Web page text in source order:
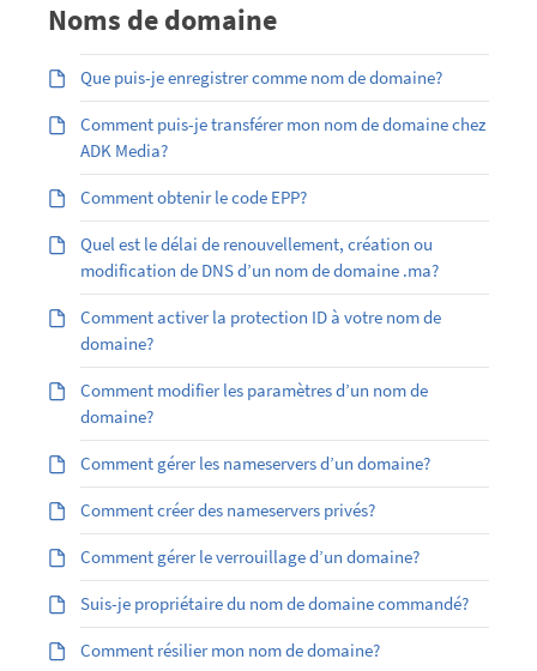
Noms de domaine
Que puis-je enregistrer comme nom de domaine?
Comment puis-je transférer mon nom de domaine chez
ADK Media?
Comment obtenir le code EPP?
Quel est le délai de renouvellement, création ou
modification de DNS d’un nom de domaine .ma?
Comment activer la protection ID à votre nom de
domaine?
Comment modifier les paramètres d’un nom de
domaine?
Comment gérer les nameservers d’un domaine?
Comment créer des nameservers privés?
Comment gérer le verrouillage d’un domaine?
Suis-je propriétaire du nom de domaine commandé?
Comment résilier mon nom de domaine?